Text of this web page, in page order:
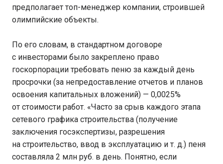
предполагает топ-менеджер компании, строившей
олимпийские объекты.
По его словам, в стандартном договоре
с инвесторами было закреплено право
госкорпорации требовать пеню за каждый день
просрочки (за непредоставление отчетов и планов
освоения капитальных вложений) — 0,0025%
от стоимости работ. «Часто за срыв каждого этапа
сетевого графика строительства (получение
заключения госэкспертизы, разрешения
на строительство, ввод в эксплуатацию и т. д.) пеня
составляла 2 млн руб. в день. Понятно, если